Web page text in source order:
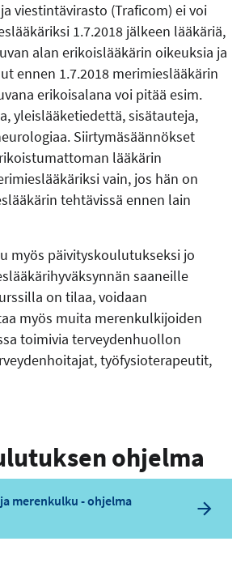
viestintävirasto (Traficom) ei voi
1.7.2018 jälkeen lääkäriä,
alan erikoislääkärin oikeuksia ja
ennen 1.7.2018 merimieslääkärin
erikoisalana voi pitää esim.
yleislääketiedettä, sisätauteja,
Siirtymäsäännökset
lääkärin
vain, jos hän on
tehtävissä ennen lain
myös päivityskoulutukseksi jo
saaneille
on tilaa, voidaan
myös muita merenkulkijoiden
toimivia terveydenhuollon
työfysioterapeutit,
ohjelma
merenkulku - ohjelma